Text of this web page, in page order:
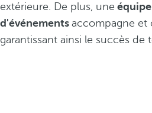
extérieure. De plus, une
d'événements accompagne et
garantissant ainsi le succès